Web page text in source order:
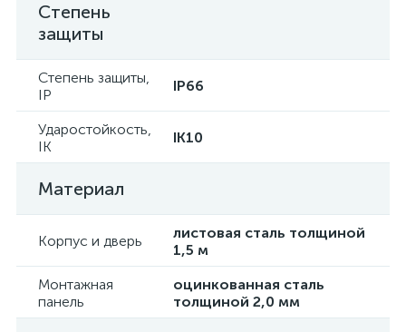
Степень
защиты
Степень защиты,
IP
IP66
Ударостойкость,
IK
IK10
Материал
Корпус и дверь
листовая сталь толщиной
1,5 м
Монтажная
панель
оцинкованная сталь
толщиной 2,0 мм